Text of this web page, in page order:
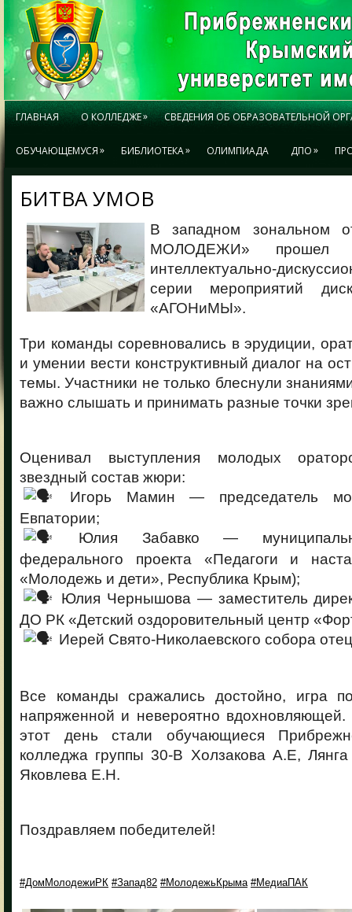
ГЛАВНАЯ О КОЛЛЕДЖЕ» СВЕДЕНИЯ ОБ ОБРАЗОВАТЕЛЬНОЙ
ОБУЧАЮЩЕМУСЯ» БИБЛИОТЕКА» ОЛИМПИАДА ДПО»
БИТВА УМОВ
В западном зональном
МОЛОДЕЖИ» прошел
интеллектуально-
серии мероприятий
«АГОНиМЫ».
Три команды соревновались в эрудиции,
и умении вести конструктивный диалог на
темы. Участники не только блеснули
важно слышать и принимать разные точки
Оценивал выступления молодых
звездный состав жюри:
Игорь Мамин — председатель
Евпатории;
Юлия Забавко —
федерального проекта «Педагоги и
«Молодежь и дети», Республика Крым);
Юлия Чернышова — заместитель
ДО РК «Детский оздоровительный центр
Иерей Свято-Николаевского собора
Все команды сражались достойно, игра
напряженной и невероятно
этот день стали обучающиеся
колледжа группы 30-В Холзакова А.Е,
Яковлева Е.Н.
Поздравляем победителей!
#ДомМолодежиРК #Запад82 #МолодежьКрыма #МедиаПАК